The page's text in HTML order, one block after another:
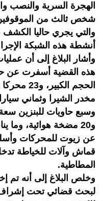
الهجرة السرية والنصب
شخص ثالث من الموقوفين
والتي يجري حاليا الكشف
أنشطة هذه الشبكة
وأشار البلاغ إلى أن
هذه القضية أسفرت عن
مخدر الشيرا وثماني
عن زيوت للمحركات
قماش وآلات للخياطة
المطاطية.
وخلص البلاغ إلى أنه تم
لبحث قضائي تحت إشراف